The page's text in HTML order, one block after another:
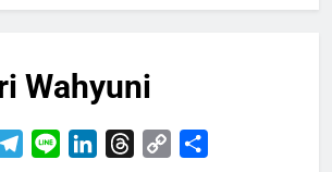
Wahyuni
Telegram
Line LinkedInThreads
Copy